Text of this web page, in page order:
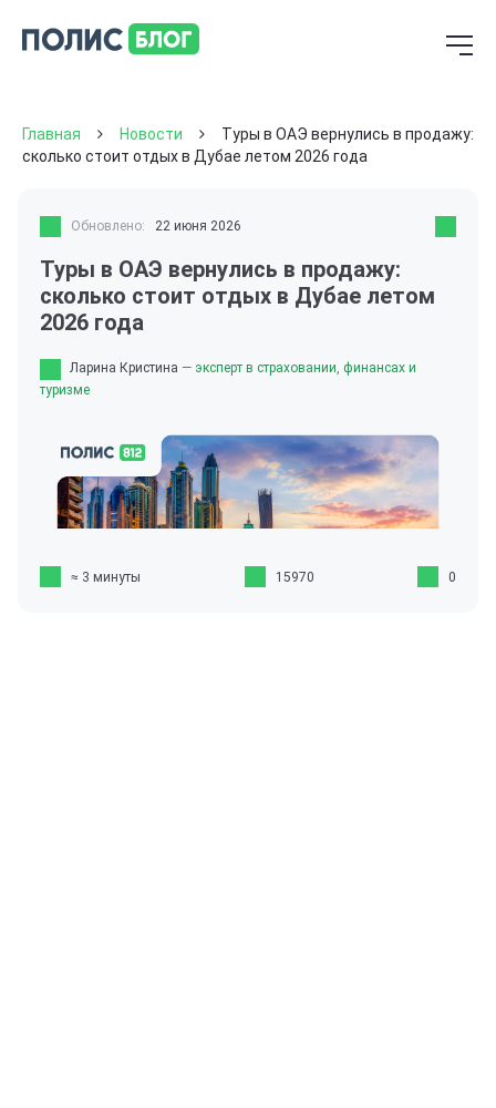
Главная Новости
Туры в ОАЭ вернулись в продажу:
сколько стоит отдых в Дубае летом 2026 года
Обновлено: 22 июня 2026
Туры в ОАЭ вернулись в продажу:
сколько стоит отдых в Дубае летом
2026 года
Ларина Кристина — эксперт в страховании, финансах и
туризме
≈ 3 минуты 15970 0